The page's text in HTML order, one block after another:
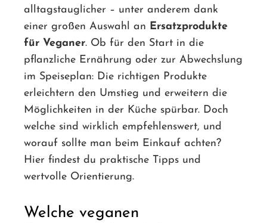
alltagstauglicher – unter anderem dank
einer großen Auswahl an Ersatzprodukte
für Veganer. Ob für den Start in die
pflanzliche Ernährung oder zur Abwechslung
im Speiseplan: Die richtigen Produkte
erleichtern den Umstieg und erweitern die
Möglichkeiten in der Küche spürbar. Doch
welche sind wirklich empfehlenswert, und
worauf sollte man beim Einkauf achten?
Hier findest du praktische Tipps und
wertvolle Orientierung.
Welche veganen